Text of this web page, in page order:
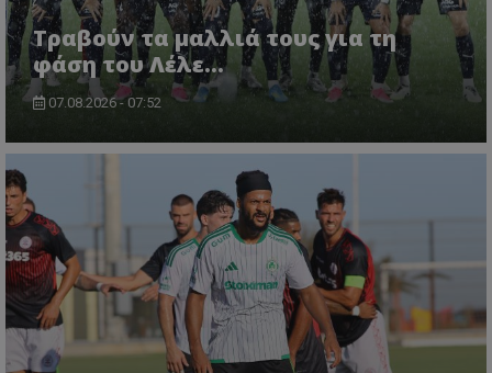
Τραβούν τα μαλλιά τους για τη
φάση του Λέλε…
07.08.2026 - 07:52